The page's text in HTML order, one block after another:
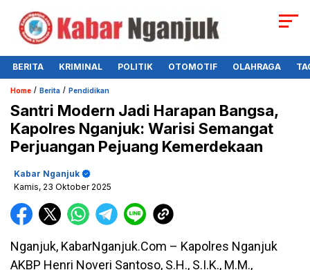
BERITA KRIMINAL POLITIK OTOMOTIF OLAHRAGA
Home / Berita / Pendidikan
Santri Modern Jadi Harapan Bangsa,
Kapolres Nganjuk: Warisi Semangat
Perjuangan Pejuang Kemerdekaan
Kabar Nganjuk
Kamis, 23 Oktober 2025
Nganjuk, KabarNganjuk.Com – Kapolres Nganjuk
AKBP Henri Noveri Santoso, S.H., S.I.K., M.M.,